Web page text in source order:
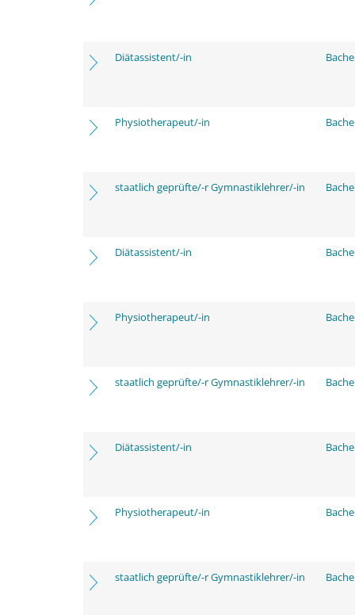
Diätassistent/-in
Physiotherapeut/-in
staatlich geprüfte/-r Gymnastiklehrer/-in
Diätassistent/-in
Physiotherapeut/-in
staatlich geprüfte/-r Gymnastiklehrer/-in
Diätassistent/-in
Physiotherapeut/-in
staatlich geprüfte/-r Gymnastiklehrer/-in